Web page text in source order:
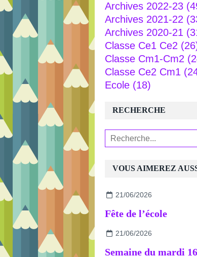
RECHERCHE
VOUS AIMEREZ
21/06/2026
Fête de l’école
21/06/2026
Archives 2022-23
Archives 2021-22
Archives 2020-21
Classe Ce1 Ce2
Classe Cm1-Cm2
Classe Ce2 Cm1
Ecole (18)